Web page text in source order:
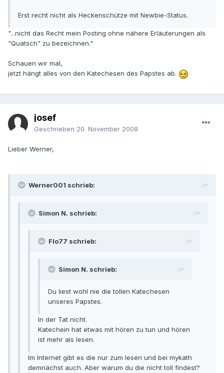
Erst recht nicht als Heckenschütze mit Newbie-Status.
"...nicht das Recht mein Posting ohne nähere Erläuterungen als
"Quatsch" zu bezeichnen."
Schauen wir mal,
jetzt hängt alles von den Katechesen des Papstes ab.
josef
Geschrieben 20. November 2008
Lieber Werner,
Werner001 schrieb:
Simon N. schrieb:
Flo77 schrieb:
Simon N. schrieb:
Du liest wohl nie die tollen Katechesen
unseres Papstes.
In der Tat nicht.
Katechein hat etwas mit hören zu tun und hören
ist mehr als lesen.
Im Internet gibt es die nur zum lesen und bei mykath
demnächst auch. Aber warum du die nicht toll findest?